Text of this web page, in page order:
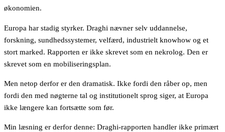
økonomien.
Europa har stadig styrker. Draghi nævner selv uddannelse,
forskning, sundhedssystemer, velfærd, industrielt knowhow og et
stort marked. Rapporten er ikke skrevet som en nekrolog. Den er
skrevet som en mobiliseringsplan.
Men netop derfor er den dramatisk. Ikke fordi den råber op, men
fordi den med nøgterne tal og institutionelt sprog siger, at Europa
ikke længere kan fortsætte som før.
Min læsning er derfor denne: Draghi-rapporten handler ikke primært